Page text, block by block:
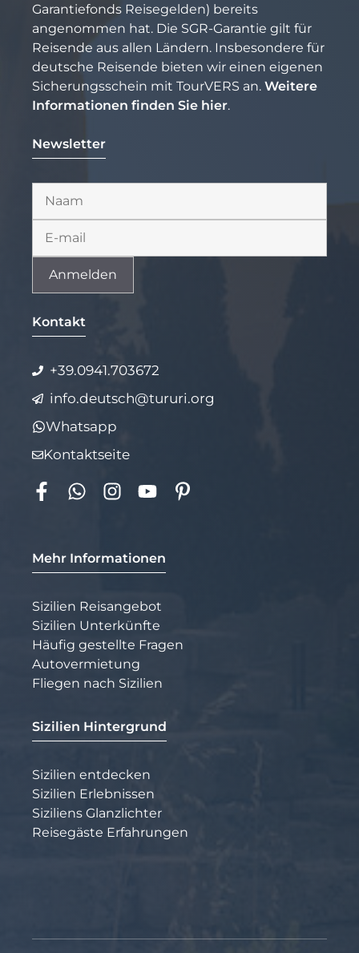
Garantiefonds Reisegelden) bereits
angenommen hat. Die SGR-Garantie gilt für
Reisende aus allen Ländern. Insbesondere für
deutsche Reisende bieten wir einen eigenen
Sicherungsschein mit TourVERS an. Weitere
Informationen finden Sie hier.
Newsletter
Alternative:
Kontakt
+39.0941.703672
info.deutsch@tururi.org
Whatsapp
Kontaktseite
Mehr Informationen
Sizilien Reisangebot
Sizilien Unterkünfte
Häufig gestellte Fragen
Autovermietung
Fliegen nach Sizilien
Sizilien Hintergrund
Sizilien entdecken
Sizilien Erlebnissen
Siziliens Glanzlichter
Reisegäste Erfahrungen